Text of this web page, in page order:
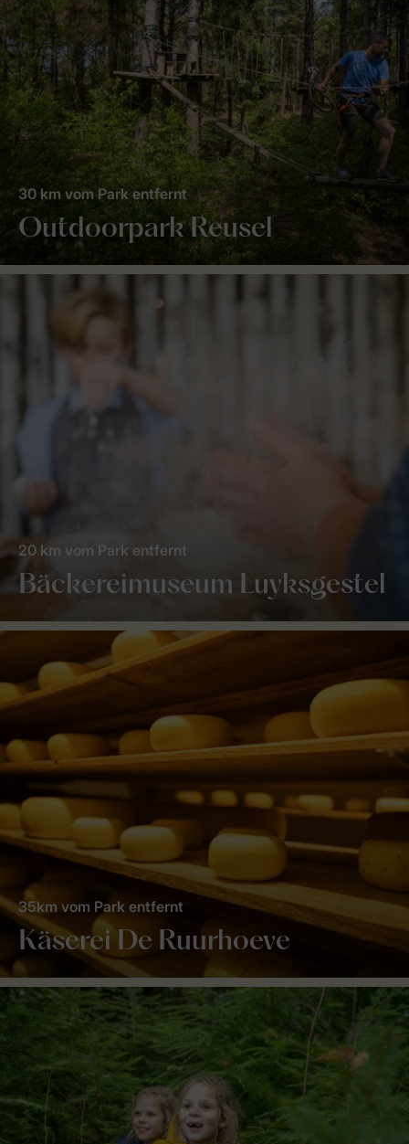
Outdoorpark Reusel
30 km vom Park entfernt
Bäckereimuseum Luyksgestel
20 km vom Park entfernt
Käserei De Ruurhoeve
35km vom Park entfernt